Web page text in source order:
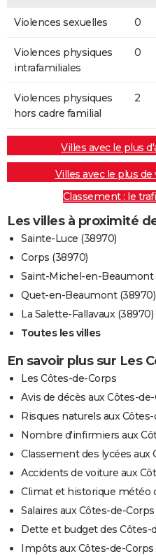
Violences sexuelles 0
Violences physiques
intrafamiliales
0
Violences physiques
hors cadre familial
2
Villes avec le plus
Villes avec le plus
Classement : le
Les villes à proximité
Sainte-Luce (38970)
Corps (38970)
Saint-Michel-en-Beaumont
Quet-en-Beaumont (38970)
La Salette-Fallavaux (38970)
Toutes les villes
En savoir plus sur Les
Les Côtes-de-Corps
Avis de décès aux Côtes-
Risques naturels aux
Nombre d'infirmiers aux
Classement des lycées aux
Accidents de voiture aux
Climat et historique météo
Salaires aux Côtes-de-Corps
Dette et budget des Côtes-
Impôts aux Côtes-de-Corps